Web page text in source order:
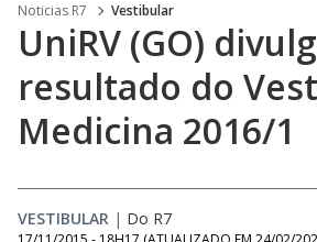
Noticias R7 Vestibular
UniRV (GO)
resultado do
Medicina 2016/1
VESTIBULAR | Do R7